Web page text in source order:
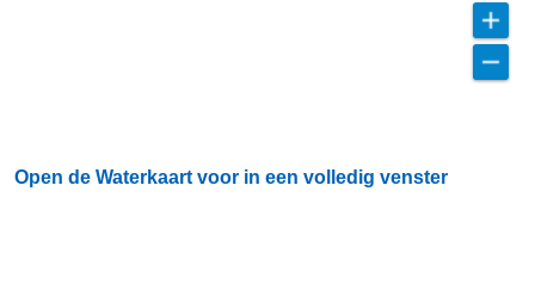
Open de Waterkaart voor in een volledig venster